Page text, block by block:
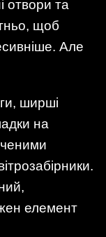
отвори та
щоб
Але
ширші
на
елемент